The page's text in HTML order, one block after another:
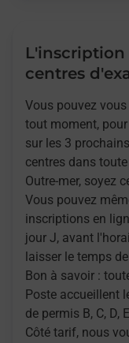
centres
Vous pouvez
tout moment,
sur les 3
centres dans
Outre-mer, soyez
Vous pouvez
inscriptions en
jour J, avant
laisser le temps
Bon à savoir :
Poste accueillent
de permis B, C, D,
Côté tarif, nous